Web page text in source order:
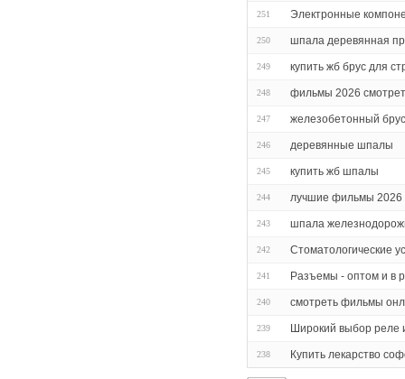
251 Электронные
250 шпала деревянная
249 купить жб брус для
248 фильмы 2026
247 железобетонный
246 деревянные шпалы
245 купить жб шпалы
244 лучшие фильмы 2026
243 шпала
242 Стоматологические
241 Разъемы - оптом и в
240 смотреть фильмы
239 Широкий выбор реле
238 Купить лекарство